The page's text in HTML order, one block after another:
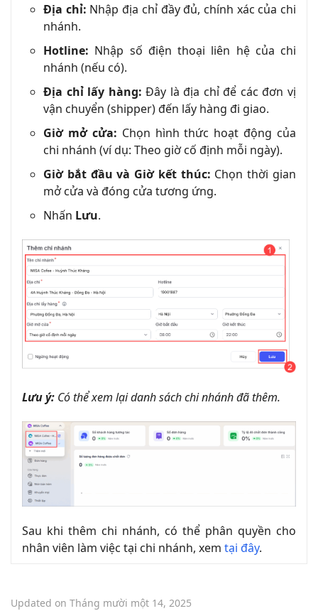
Địa chỉ: Nhập địa chỉ đầy đủ, chính xác của chi
nhánh.
Hotline: Nhập số điện thoại liên hệ của chi
nhánh (nếu có).
Địa chỉ lấy hàng: Đây là địa chỉ để các đơn vị
vận chuyển (shipper) đến lấy hàng đi giao.
Giờ mở cửa: Chọn hình thức hoạt động của
chi nhánh (ví dụ: Theo giờ cố định mỗi ngày).
Giờ bắt đầu và Giờ kết thúc: Chọn thời gian
mở cửa và đóng cửa tương ứng.
Nhấn Lưu.
Lưu ý: Có thể xem lại danh sách chi nhánh đã thêm.
Sau khi thêm chi nhánh, có thể phân quyền cho
nhân viên làm việc tại chi nhánh, xem tại đây.
Updated on Tháng mười một 14, 2025